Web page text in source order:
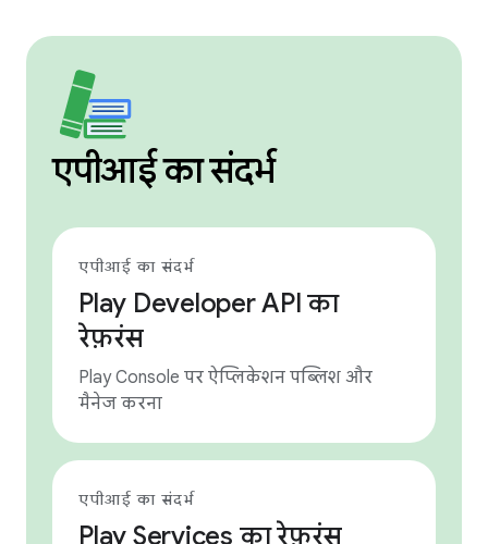
एपीआई का संदर्भ
एपीआई का संदर्भ
Play Developer API का
रेफ़रंस
Play Console पर ऐप्लिकेशन पब्लिश और
मैनेज करना
एपीआई का संदर्भ
Play Services का रेफ़रंस